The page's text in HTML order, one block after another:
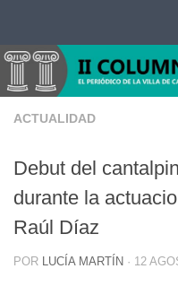
ACTUALIDAD
Debut del
durante la
Raúl Díaz
POR LUCÍA MARTÍN · 12